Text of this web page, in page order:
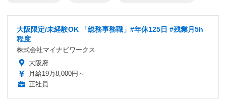
大阪限定/未経験OK 「総務事務職」#年休125日 #残業月5h
程度
株式会社マイナビワークス
大阪府
月給19万8,000円～
正社員